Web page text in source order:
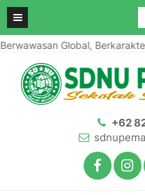
Global, Berkarakter
+62